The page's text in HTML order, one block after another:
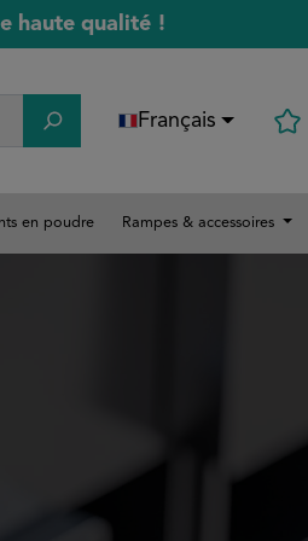
haute qualité !
Français
en poudre Rampes & accessoires